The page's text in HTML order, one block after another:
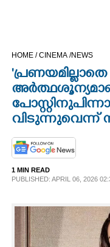
OPINION
LIFESTYLE
INFO+
HOME /CINEMA /NEWS
'പ്രണയമില്ലാതെ
വിടുന്നുവെന്ന്
1 MIN READ
PUBLISHED: APRIL 06, 2026